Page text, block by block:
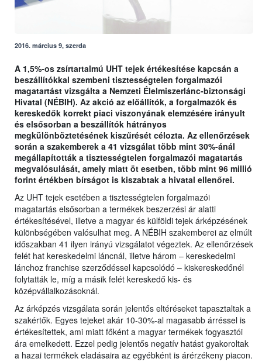
2016. március 9, szerda
A 1,5%-os zsírtartalmú UHT tejek értékesítése kapcsán a
beszállítókkal szembeni tisztességtelen forgalmazói
magatartást vizsgálta a Nemzeti Élelmiszerlánc-biztonsági
Hivatal (NÉBIH). Az akció az előállítók, a forgalmazók és
kereskedők korrekt piaci viszonyának elemzésére irányult
és elsősorban a beszállítók hátrányos
megkülönböztetésének kiszűrését célozta. Az ellenőrzések
során a szakemberek a 41 vizsgálat több mint 30%-ánál
megállapították a tisztességtelen forgalmazói magatartás
megvalósulását, amely miatt öt esetben, több mint 96 millió
forint értékben bírságot is kiszabtak a hivatal ellenőrei.
Az UHT tejek esetében a tisztességtelen forgalmazói
magatartás elsősorban a termékek beszerzési ár alatti
értékesítésével, illetve a magyar és külföldi tejek árképzésének
különbségében valósulhat meg. A NÉBIH szakemberei az elmúlt
időszakban 41 ilyen irányú vizsgálatot végeztek. Az ellenőrzések
felét hat kereskedelmi láncnál, illetve három – kereskedelmi
lánchoz franchise szerződéssel kapcsolódó – kiskereskedőnél
folytatták le, míg a másik felét kereskedő kis- és
középvállalkozásoknál.
Az árképzés vizsgálata során jelentős eltéréseket tapasztaltak a
szakértők. Egyes tejeket akár 10-30%-al magasabb árréssel is
értékesítettek, ami miatt főként a magyar termékek fogyasztói
ára emelkedett. Ezzel pedig jelentős negatív hatást gyakoroltak
a hazai termékek eladásaira az egyébként is árérzékeny piacon.